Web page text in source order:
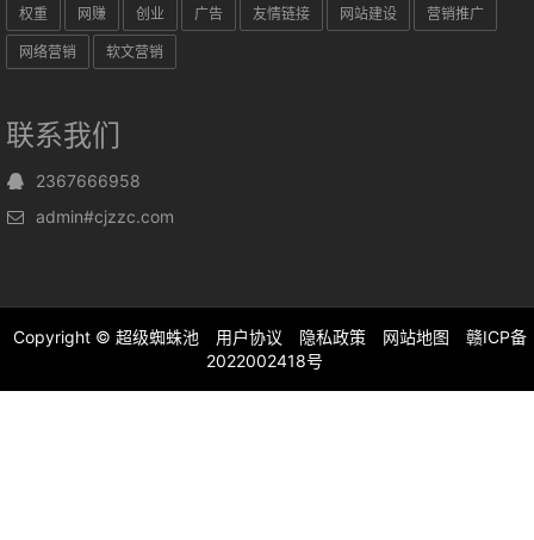
权重 网赚 创业 广告 友情链接 网站建设 营销推广
网络营销 软文营销
联系我们
2367666958
admin#cjzzc.com
Copyright © 超级蜘蛛池 用户协议 隐私政策 网站地图
赣ICP备
2022002418号